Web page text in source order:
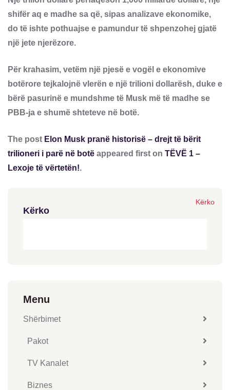
shifër aq e madhe sa që, sipas analizave ekonomike,
do të ishte pothuajse e pamundur të shpenzohej gjatë
një jete njerëzore.
Për krahasim, vetëm një pjesë e vogël e ekonomive
botërore tejkalojnë vlerën e një trilioni dollarësh, duke e
bërë pasurinë e mundshme të Musk më të madhe se
PBB-ja e shumë shteteve në botë.
The post Elon Musk pranë historisë – drejt të bërit
trilioneri i parë në botë appeared first on TËVË 1 –
Lexoje të vërtetën!.
Kërko
Kërko
Menu
Shërbimet
Pakot
TV Kanalet
Biznes